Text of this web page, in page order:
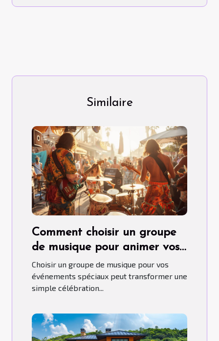
Similaire
Comment choisir un groupe
de musique pour animer vos
événements spéciaux
Choisir un groupe de musique pour vos
événements spéciaux peut transformer une
simple célébration...